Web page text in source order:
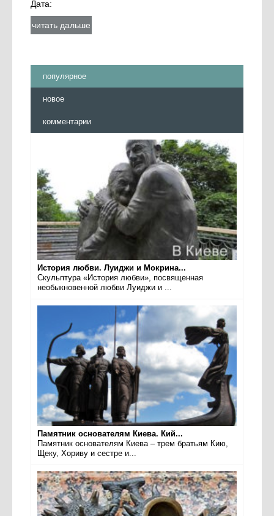
Дата:
читать дальше
популярное
новое
комментарии
История любви. Луиджи и Мокрина...
Скульптура «История любви», посвященная
необыкновенной любви Луиджи и ...
Памятник основателям Киева. Кий...
Памятник основателям Киева – трем братьям Кию,
Щеку, Хориву и сестре и...